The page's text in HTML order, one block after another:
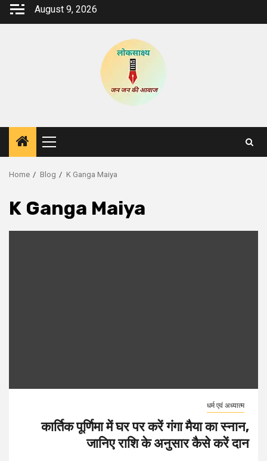
Skip
August 9, 2026
Primary
Menu
Home Blog K Ganga Maiya
K Ganga Maiya
धर्म एवं अध्यात्म
कार्तिक पूर्णिमा में घर पर करें गंगा मैया का स्नान,
जानिए राशि के अनुसार कैसे करें दान